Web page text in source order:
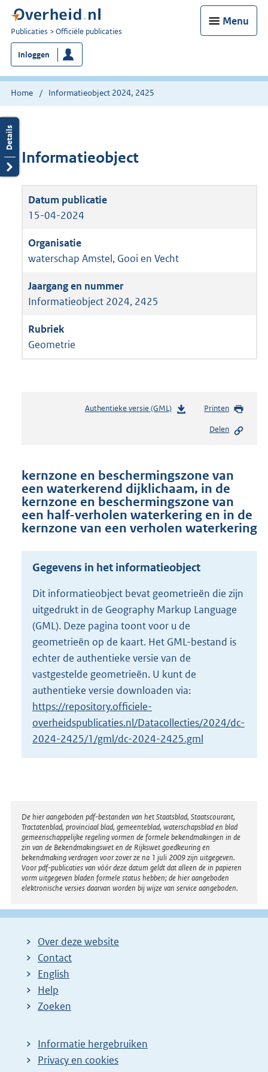
Menu
U
bent
nu
hier:
Publicaties Officiële publicaties
Inloggen
Home Informatieobject 2024, 2425
Informatieobject
15-04-2024
waterschap Amstel, Gooi en Vecht
Informatieobject 2024, 2425
Geometrie
Authentieke versie (GML)b
n
d
s
g
r
o
t
:
4
,
M
b
Printen
Delen
kernzone en beschermingszone van
een waterkerend dijklichaam, in de
kernzone en beschermingszone van
een half-verholen waterkering en in de
kernzone van een verholen waterkering
Gegevens in het informatieobject
Dit informatieobject bevat geometrieën die zijn
uitgedrukt in de Geography Markup Language
(GML). Deze pagina toont voor u de
geometrieën op de kaart. Het GML-bestand is
echter de authentieke versie van de
vastgestelde geometrieën. U kunt de
authentieke versie downloaden via:
https://repository.officiele-
overheidspublicaties.nl/Datacollecties/2024/dc-
2024-2425/1/gml/dc-2024-2425.gml
Disclaimer
De hier aangeboden pdf-bestanden van het Staatsblad, Staatscourant,
Tractatenblad, provinciaal blad, gemeenteblad, waterschapsblad en blad
gemeenschappelijke regeling vormen de formele bekendmakingen in de
zin van de Bekendmakingswet en de Rijkswet goedkeuring en
bekendmaking verdragen voor zover ze na 1 juli 2009 zijn uitgegeven.
Voor pdf-publicaties van vóór deze datum geldt dat alleen de in papieren
vorm uitgegeven bladen formele status hebben; de hier aangeboden
elektronische versies daarvan worden bij wijze van service aangeboden.
Over deze website
Contact
English
Help
Zoeken
Informatie hergebruiken
Privacy en cookies